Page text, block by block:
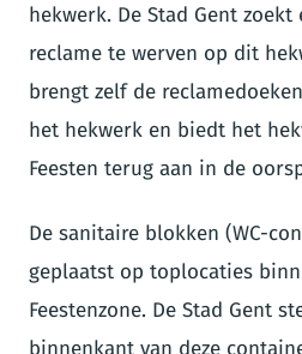
hekwerk. De Stad Gent
reclame te werven op dit
brengt zelf de
het hekwerk en biedt het
Feesten terug aan in de
De sanitaire blokken (WC-
geplaatst op toplocaties
Feestenzone. De Stad Gent
binnenkant van deze